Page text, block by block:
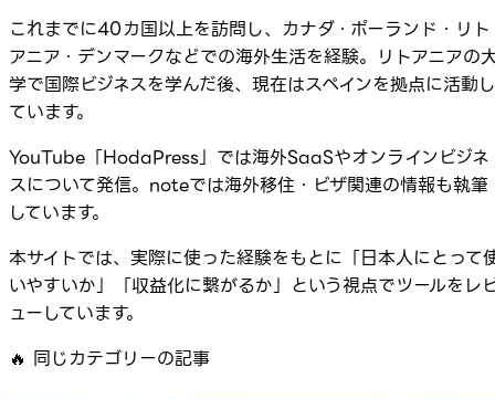
これまでに40カ国以上を訪問し、カナダ・ポーランド・リト
アニア・デンマークなどでの海外生活を経験。リトアニアの
学で国際ビジネスを学んだ後、現在はスペインを拠点に活動し
ています。
YouTube「HodaPress」では海外SaaSやオンラインビジネ
スについて発信。noteでは海外移住・ビザ関連の情報も執筆
しています。
本サイトでは、実際に使った経験をもとに「日本人にとって
いやすいか」「収益化に繋がるか」という視点でツールをレ
ューしています。
🔥 同じカテゴリーの記事